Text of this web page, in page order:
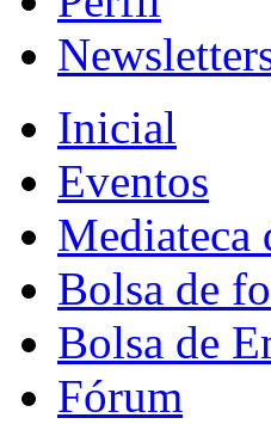
Inicial
Eventos
Mediateca
Bolsa de
Bolsa de
Fórum